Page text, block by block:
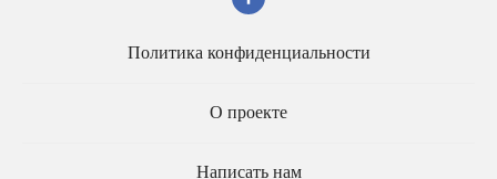
Политика конфиденциальности
О проекте
Написать нам